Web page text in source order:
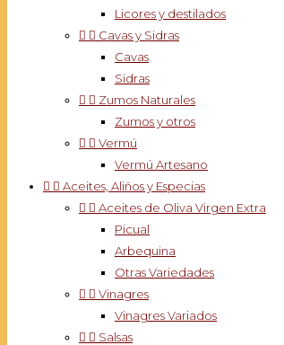
Licores y destilados
  Cavas y Sidras
Cavas
Sidras
  Zumos Naturales
Zumos y otros
  Vermú
Vermú Artesano
  Aceites, Aliños y Especias
  Aceites de Oliva Virgen Extra
Picual
Arbequina
Otras Variedades
  Vinagres
Vinagres Variados
  Salsas